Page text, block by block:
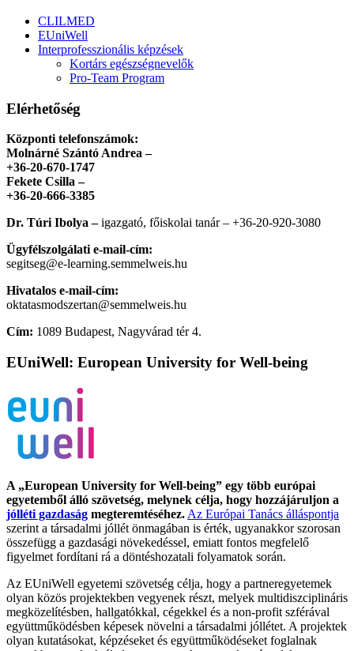
CLILMED
EUniWell
Interprofesszionális képzések
Kortárs egészségnevelők
Pro-Team Program
Elérhetőség
Központi telefonszámok:
Molnárné Szántó Andrea –
+36-20-670-1747
Fekete Csilla –
+36-20-666-3385
Dr. Túri Ibolya –igazgató, főiskolai tanár – +36-20-920-3080
Ügyfélszolgálati e-mail-cím:
segitseg@e-learning.semmelweis.hu
Hivatalos e-mail-cím:
oktatasmodszertan@semmelweis.hu
Cím: 1089 Budapest, Nagyvárad tér 4.
EUniWell: European University for Well-being
A „European University for Well-being” egy több európai
egyetemből álló szövetség, melynek célja, hogy hozzájáruljon a
jólléti gazdaság megteremtéséhez. Az Európai Tanács álláspontja
szerint a társadalmi jóllét önmagában is érték, ugyanakkor szorosan
összefügg a gazdasági növekedéssel, emiatt fontos megfelelő
figyelmet fordítani rá a döntéshozatali folyamatok során.
Az EUniWell egyetemi szövetség célja, hogy a partneregyetemek
olyan közös projektekben vegyenek részt, melyek multidiszciplináris
megközelítésben, hallgatókkal, cégekkel és a non-profit szférával
együttműködésben képesek növelni a társadalmi jóllétet. A projektek
olyan kutatásokat, képzéseket és együttműködéseket foglalnak